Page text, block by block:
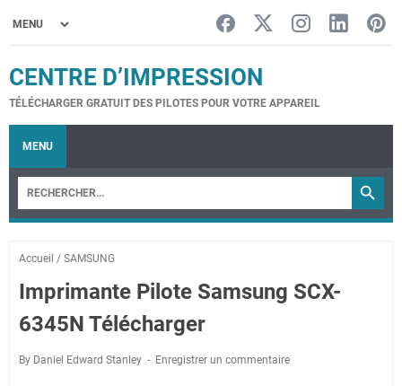
CENTRE D’IMPRESSION
TÉLÉCHARGER GRATUIT DES PILOTES POUR VOTRE APPAREIL
MENU
Accueil / SAMSUNG
Imprimante Pilote Samsung SCX-
6345N Télécharger
By Daniel Edward Stanley Enregistrer un commentaire